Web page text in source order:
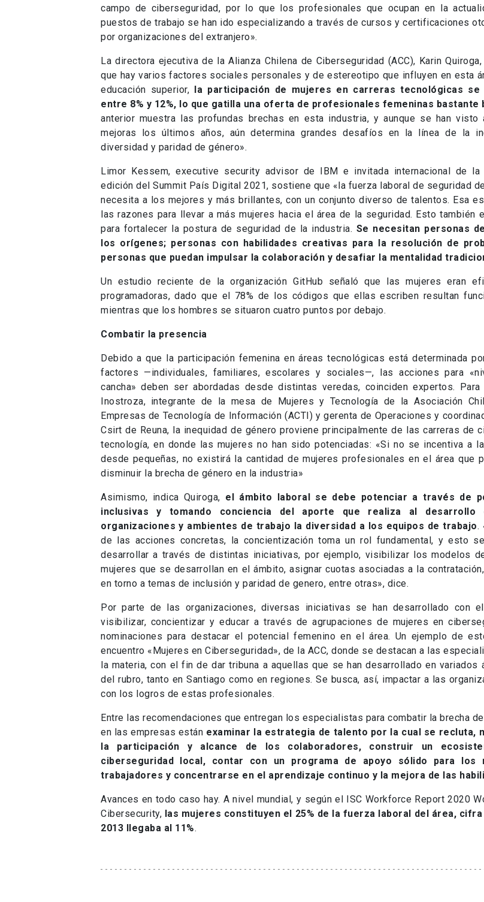
campo de ciberseguridad, por lo que los profesionales que ocupan en la
puestos de trabajo se han ido especializando a través de cursos y certificaciones
por organizaciones del extranjero».
La directora ejecutiva de la Alianza Chilena de Ciberseguridad (ACC), Karin
que hay varios factores sociales personales y de estereotipo que influyen en esta
educación superior, la participación de mujeres en carreras tecnológicas se
entre 8% y 12%, lo que gatilla una oferta de profesionales femeninas bastante
anterior muestra las profundas brechas en esta industria, y aunque se han visto
mejoras los últimos años, aún determina grandes desafíos en la línea de la
diversidad y paridad de género».
Limor Kessem, executive security advisor de IBM e invitada internacional de la
edición del Summit País Digital 2021, sostiene que «la fuerza laboral de seguridad
necesita a los mejores y más brillantes, con un conjunto diverso de talentos. Esa
las razones para llevar a más mujeres hacia el área de la seguridad. Esto también
para fortalecer la postura de seguridad de la industria. Se necesitan personas
los orígenes; personas con habilidades creativas para la resolución de
personas que puedan impulsar la colaboración y desafiar la mentalidad
Un estudio reciente de la organización GitHub señaló que las mujeres eran
programadoras, dado que el 78% de los códigos que ellas escriben resultan
mientras que los hombres se situaron cuatro puntos por debajo.
Combatir la presencia
Debido a que la participación femenina en áreas tecnológicas está determinada
factores —individuales, familiares, escolares y sociales—, las acciones para
cancha» deben ser abordadas desde distintas veredas, coinciden expertos. Para
Inostroza, integrante de la mesa de Mujeres y Tecnología de la Asociación
Empresas de Tecnología de Información (ACTI) y gerenta de Operaciones y
Csirt de Reuna, la inequidad de género proviene principalmente de las carreras de
tecnología, en donde las mujeres no han sido potenciadas: «Si no se incentiva a
desde pequeñas, no existirá la cantidad de mujeres profesionales en el área que
disminuir la brecha de género en la industria»
Asimismo, indica Quiroga, el ámbito laboral se debe potenciar a través de
inclusivas y tomando conciencia del aporte que realiza al desarrollo
organizaciones y ambientes de trabajo la diversidad a los equipos de trabajo.
de las acciones concretas, la concientización toma un rol fundamental, y esto
desarrollar a través de distintas iniciativas, por ejemplo, visibilizar los modelos
mujeres que se desarrollan en el ámbito, asignar cuotas asociadas a la
en torno a temas de inclusión y paridad de genero, entre otras», dice.
Por parte de las organizaciones, diversas iniciativas se han desarrollado con
visibilizar, concientizar y educar a través de agrupaciones de mujeres en
nominaciones para destacar el potencial femenino en el área. Un ejemplo de
encuentro «Mujeres en Ciberseguridad», de la ACC, donde se destacan a las
la materia, con el fin de dar tribuna a aquellas que se han desarrollado en variados
del rubro, tanto en Santiago como en regiones. Se busca, así, impactar a las
con los logros de estas profesionales.
Entre las recomendaciones que entregan los especialistas para combatir la brecha
en las empresas están examinar la estrategia de talento por la cual se recluta,
la participación y alcance de los colaboradores, construir un
ciberseguridad local, contar con un programa de apoyo sólido para los
trabajadores y concentrarse en el aprendizaje continuo y la mejora de las
Avances en todo caso hay. A nivel mundial, y según el ISC Workforce Report 2020
Cibersecurity, las mujeres constituyen el 25% de la fuerza laboral del área, cifra
2013 llegaba al 11%.